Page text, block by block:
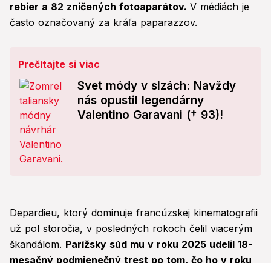
rebier a 82 zničených fotoaparátov. V médiách je
často označovaný za kráľa paparazzov.
Prečítajte si viac
Svet módy v slzách: Navždy
nás opustil legendárny
Valentino Garavani († 93)!
Depardieu, ktorý dominuje francúzskej kinematografii
už pol storočia, v posledných rokoch čelil viacerým
škandálom. Parížsky súd mu v roku 2025 udelil 18-
mesačný podmienečný trest po tom, čo ho v roku